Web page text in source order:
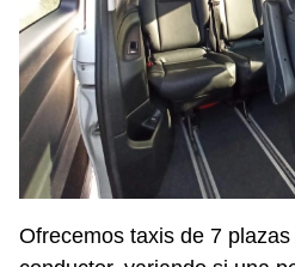
Ofrecemos taxis de 7